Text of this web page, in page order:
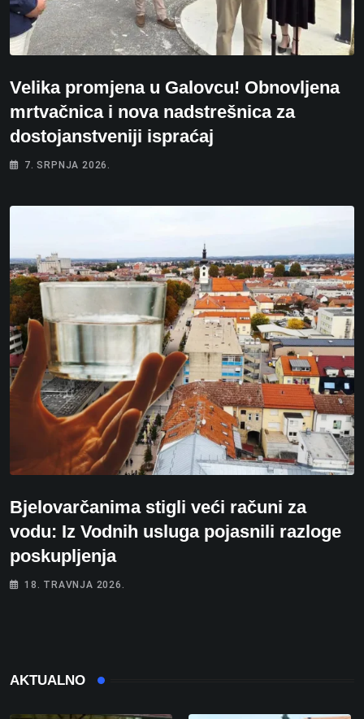
Velika promjena u Galovcu! Obnovljena
mrtvačnica i nova nadstrešnica za
dostojanstveniji ispraćaj
7. SRPNJA 2026.
Bjelovarčanima stigli veći računi za
vodu: Iz Vodnih usluga pojasnili razloge
poskupljenja
18. TRAVNJA 2026.
AKTUALNO